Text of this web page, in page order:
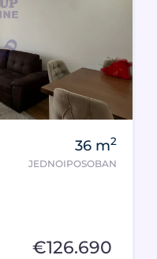
36 m2
JEDNOIPOSOBAN
€126.690